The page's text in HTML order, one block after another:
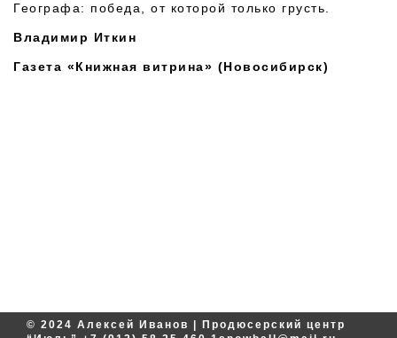
Географа: победа, от которой только грусть.
Владимир Иткин
Газета «Книжная витрина» (Новосибирск)
© 2024 Алексей Иванов | Продюсерский центр